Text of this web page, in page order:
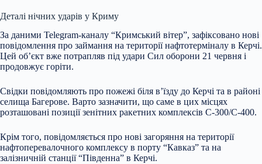
Деталі нічних ударів у Криму
За даними Telegram-каналу “Кримський вітер”, зафіксовано нові
повідомлення про займання на території нафтотерміналу в Керчі.
Цей об’єкт вже потрапляв під удари Сил оборони 21 червня і
продовжує горіти.
Свідки повідомляють про пожежі біля в’їзду до Керчі та в районі
селища Багерове. Варто зазначити, що саме в цих місцях
розташовані позиції зенітних ракетних комплексів С-300/С-400.
Крім того, повідомляється про нові загоряння на території
нафтоперевалочного комплексу в порту “Кавказ” та на
залізничній станції “Південна” в Керчі.